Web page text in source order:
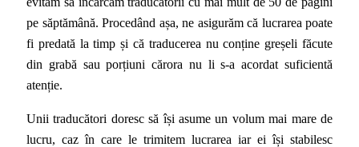
pe săptămână. Procedând așa, ne asigurăm că lucrarea poate
fi predată la timp și că traducerea nu conține greșeli făcute
din grabă sau porțiuni cărora nu li s-a acordat suficientă
atenție.
Unii traducători doresc să își asume un volum mai mare de
lucru, caz în care le trimitem lucrarea iar ei își stabilesc